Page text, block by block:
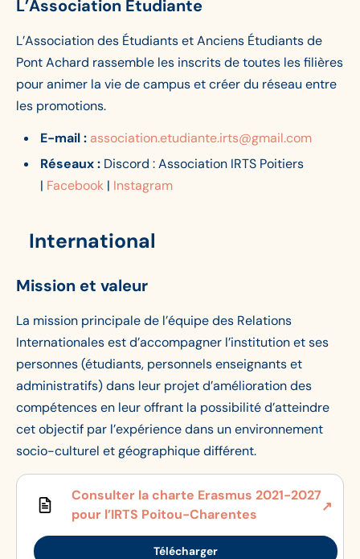
L’Association Étudiante
L’Association des Étudiants et Anciens Étudiants de
Pont Achard rassemble les inscrits de toutes les filières
pour animer la vie de campus et créer du réseau entre
les promotions.
E-mail : association.etudiante.irts@gmail.com
Réseaux : Discord : Association IRTS Poitiers
| Facebook | Instagram
International
Mission et valeur
La mission principale de l’équipe des Relations
Internationales est d’accompagner l’institution et ses
personnes (étudiants, personnels enseignants et
administratifs) dans leur projet d’amélioration des
compétences en leur offrant la possibilité d’atteindre
cet objectif par l’expérience dans un environnement
socio-culturel et géographique différent.
Consulter la charte Erasmus 2021-2027
pour l’IRTS Poitou-Charentes
Télécharger